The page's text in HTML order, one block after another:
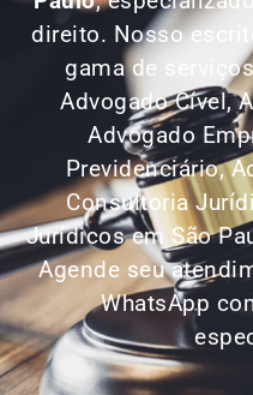
direito. Nosso
gama de
Advogado Cível,
Advogado
Previdenciário,
Consultoria
Jurídicos em São
Agende seu
WhatsApp